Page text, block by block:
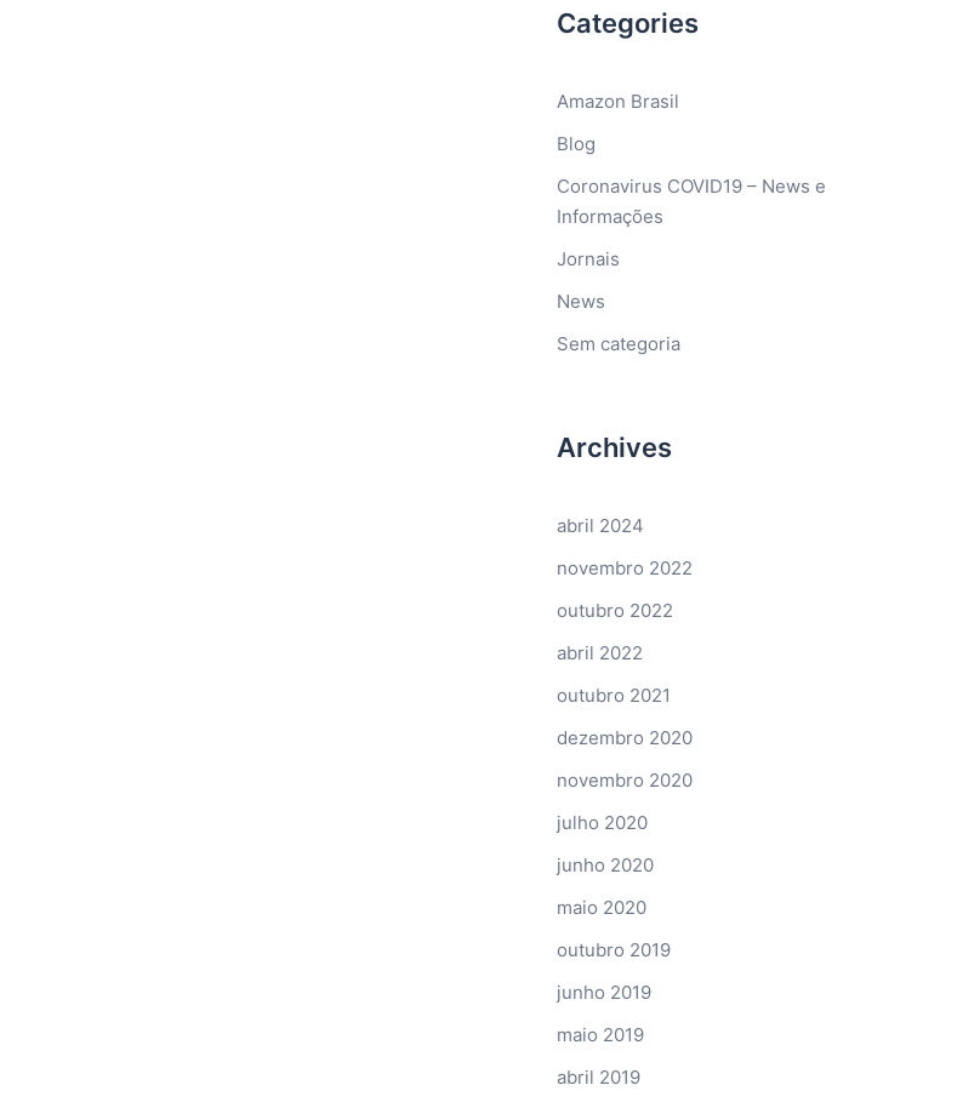
Categories
Amazon Brasil
Blog
Coronavirus COVID19 – News e
Informações
Jornais
News
Sem categoria
Archives
abril 2024
novembro 2022
outubro 2022
abril 2022
outubro 2021
dezembro 2020
novembro 2020
julho 2020
junho 2020
maio 2020
outubro 2019
junho 2019
maio 2019
abril 2019